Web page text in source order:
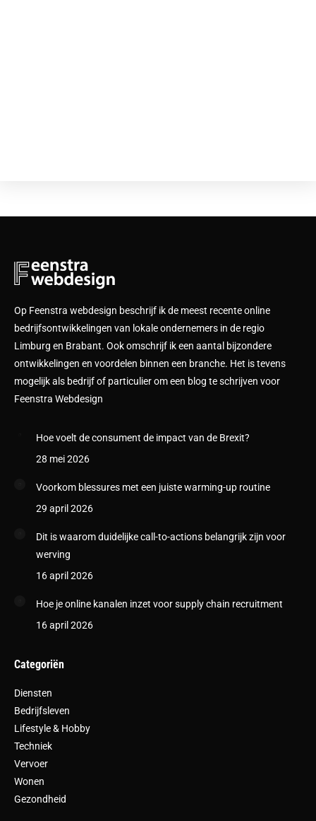
Op Feenstra webdesign beschrijf ik de meest recente online
bedrijfsontwikkelingen van lokale ondernemers in de regio
Limburg en Brabant. Ook omschrijf ik een aantal bijzondere
ontwikkelingen en voordelen binnen een branche. Het is tevens
mogelijk als bedrijf of particulier om een blog te schrijven voor
Feenstra Webdesign
Hoe voelt de consument de impact van de Brexit?
28 mei 2026
Voorkom blessures met een juiste warming-up routine
29 april 2026
Dit is waarom duidelijke call-to-actions belangrijk zijn voor
werving
16 april 2026
Hoe je online kanalen inzet voor supply chain recruitment
16 april 2026
Categoriën
Diensten
Bedrijfsleven
Lifestyle & Hobby
Techniek
Vervoer
Wonen
Gezondheid